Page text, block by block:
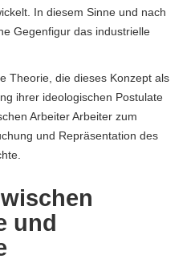
In diesem Sinne und nach
Gegenfigur das industrielle
Theorie, die dieses Konzept als
ihrer ideologischen Postulate
Arbeiter Arbeiter zum
und Repräsentation des
und